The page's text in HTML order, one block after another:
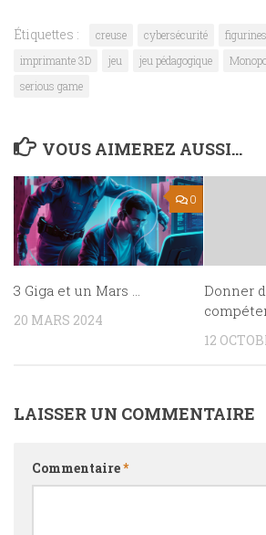
Étiquettes : creuse cybersécurité figurines
imprimante 3D
jeu jeu pédagogique
serious game
VOUS AIMEREZ AUSSI...
0
3 Giga et un Mars …
20 MARS 2024
Donner
12
LAISSER UN COMMENTAIRE
Commentaire*